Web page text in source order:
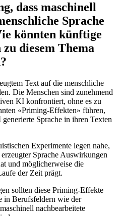
dass maschinell
Sprache
könnten künftige
diesem Thema
Text auf die menschliche
Die Menschen sind zunehmend
KI konfrontiert, ohne es zu
«Priming-Effekten» führen,
Sprache in ihren Texten
Experimente legen nahe,
Sprache Auswirkungen
und möglicherweise die
der Zeit prägt.
sollten diese Priming-Effekte
in Berufsfeldern wie der
nachbearbeitete